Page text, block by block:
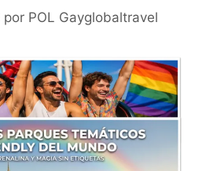
por POL Gayglobaltravel